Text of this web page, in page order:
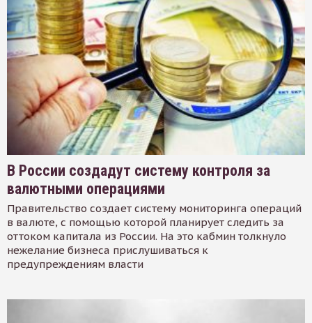
В России создадут систему контроля за
валютными операциями
Правительство создает систему мониторинга операций
в валюте, с помощью которой планирует следить за
оттоком капитала из России. На это кабмин толкнуло
нежелание бизнеса прислушиваться к
предупреждениям власти